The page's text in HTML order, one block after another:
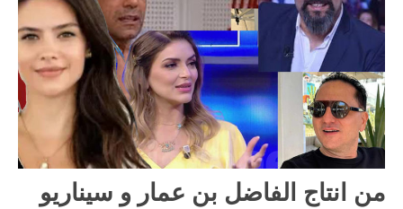
من انتاج الفاضل بن عمار و سيناريو